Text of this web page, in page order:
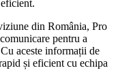
din România, Pro
pentru a
aceste informații de
și eficient cu echipa